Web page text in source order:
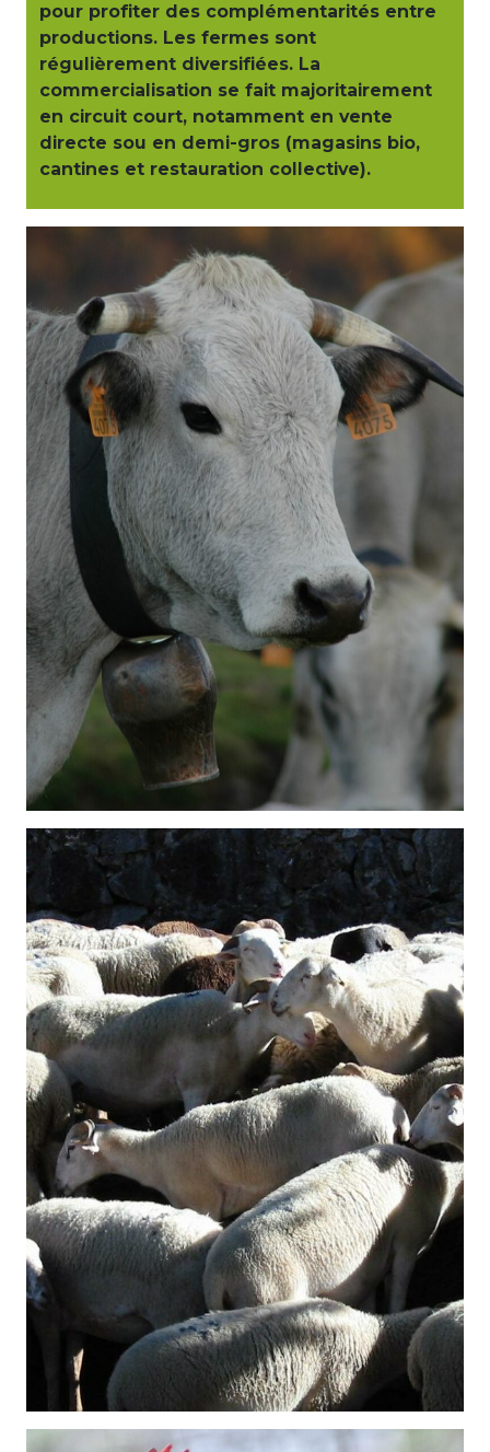
pour profiter des complémentarités entre
productions. Les fermes sont
régulièrement diversifiées. La
commercialisation se fait majoritairement
en circuit court, notamment en vente
directe sou en demi-gros (magasins bio,
cantines et restauration collective).